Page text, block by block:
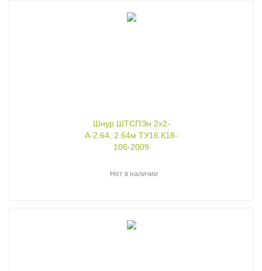
Шнур ШТСПЭн 2x2-
А-2.64, 2.64м ТУ16.К18-
106-2009
Нет в наличии